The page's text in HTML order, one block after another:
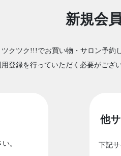
新規会
ツクツク!!!でお買い物・サロン予約
登録を行っていただく必要がござ
。
他
下記